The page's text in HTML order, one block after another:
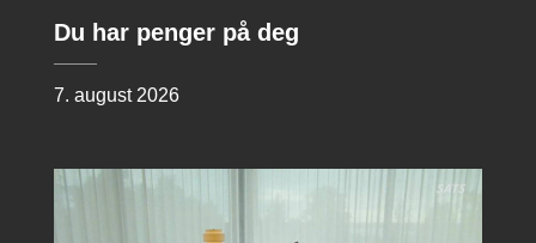
Du har penger på deg
7. august 2026